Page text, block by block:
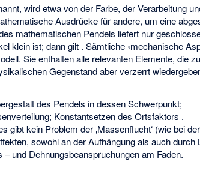
wird etwa von der Farbe, der Verarbeitung
Ausdrücke für andere, um eine
mathematischen Pendels liefert nur
klein ist; dann gilt . Sämtliche ‹mechanische
Sie enthalten alle relevanten Elemente, die
Gegenstand aber verzerrt
des Pendels in dessen Schwerpunkt;
Konstantsetzen des Ortsfaktors .
gibt kein Problem der ‚Massenflucht‘ (wie bei
sowohl an der Aufhängung als auch durch
und Dehnungsbeanspruchungen am Faden.